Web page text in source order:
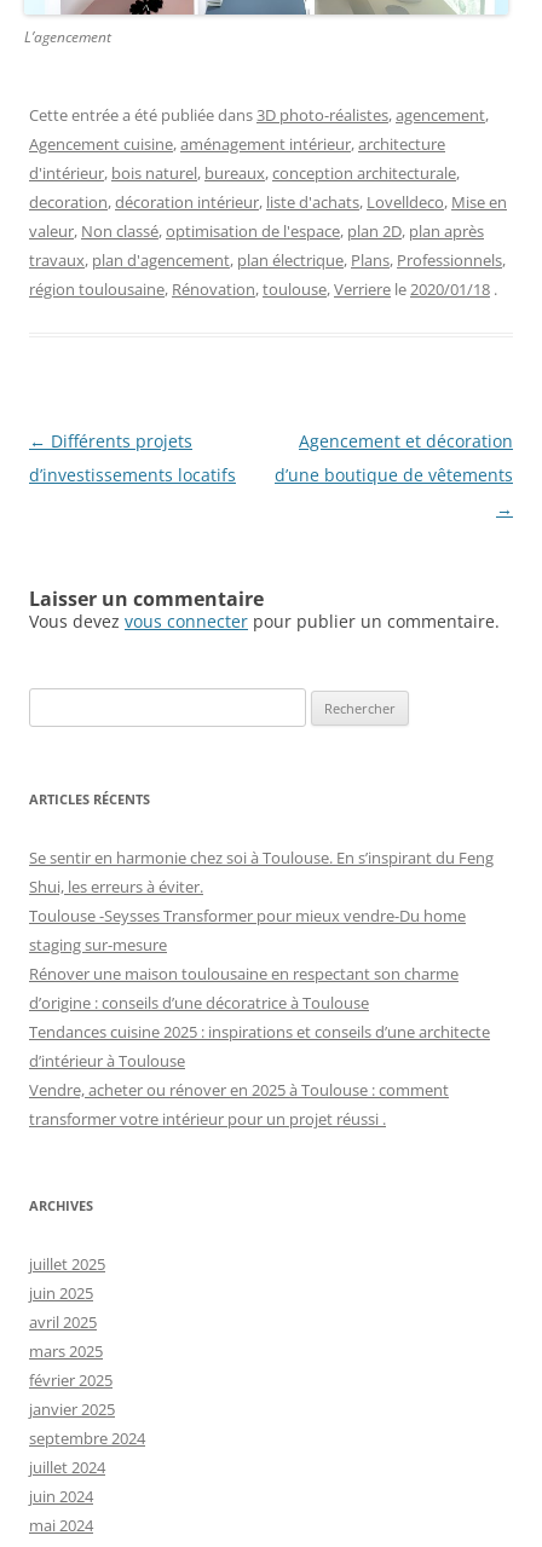
L’agencement
Cette entrée a été publiée dans3D photo-réalistes,agencement,
Agencement cuisine,aménagement intérieur,architecture
d'intérieur, bois naturel, bureaux,conception architecturale,
decoration,décoration intérieur, liste d'achats, Lovelldeco, Mise en
valeur, Non classé,optimisation de l'espace, plan 2D, plan après
travaux, plan d'agencement, plan électrique, Plans, Professionnels,
région toulousaine, Rénovation,toulouse,Verriere le2020/01/18 .
Navigation
des
← Différents projets
d’investissements locatifs
Agencement et décoration
d’une boutique de vêtements
→
Laisser un commentaire
Vous devez vous connecter pour publier un commentaire.
ARTICLES RÉCENTS
Se sentir en harmonie chez soi à Toulouse. En s’inspirant du Feng
Shui, les erreurs à éviter.
Toulouse -Seysses Transformer pour mieux vendre-Du home
staging sur-mesure
Rénover une maison toulousaine en respectant son charme
d’origine : conseils d’une décoratrice à Toulouse
Tendances cuisine 2025 : inspirations et conseils d’une architecte
d’intérieur à Toulouse
Vendre, acheter ou rénover en 2025 à Toulouse : comment
transformer votre intérieur pour un projet réussi .
ARCHIVES
juillet 2025
juin 2025
avril 2025
mars 2025
février 2025
janvier 2025
septembre 2024
juillet 2024
juin 2024
mai 2024